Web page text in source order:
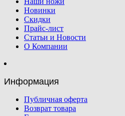
Новинки
Скидки
Прайс-лист
Статьи и Новости
О Компании
Информация
Публичная оферта
Возврат товара